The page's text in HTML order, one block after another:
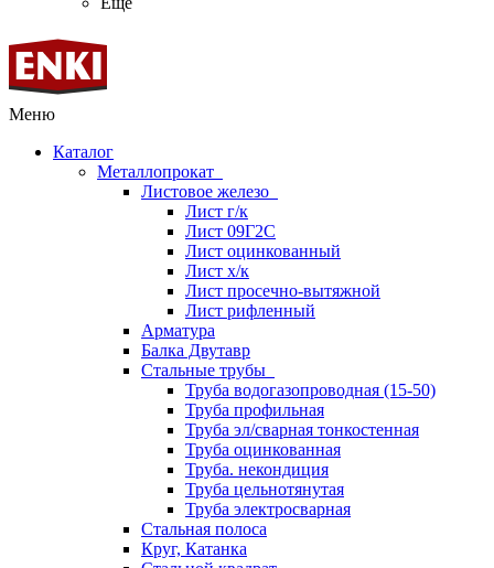
Меню
Каталог
Металлопрокат
Листовое железо
Лист г/к
Лист 09Г2С
Лист оцинкованный
Лист х/к
Лист просечно-вытяжной
Лист рифленный
Арматура
Балка Двутавр
Стальные трубы
Труба водогазопроводная (15-50)
Труба профильная
Труба эл/сварная тонкостенная
Труба оцинкованная
Труба. некондиция
Труба цельнотянутая
Труба электросварная
Стальная полоса
Круг, Катанка